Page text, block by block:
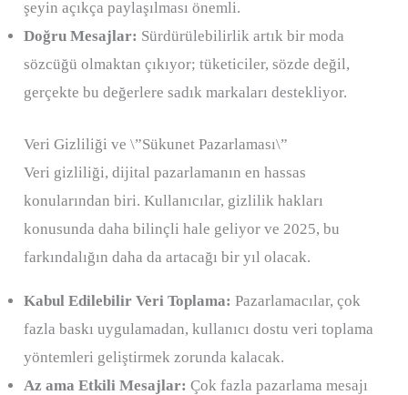
şeyin açıkça paylaşılması önemli.
Doğru Mesajlar: Sürdürülebilirlik artık bir moda
sözcüğü olmaktan çıkıyor; tüketiciler, sözde değil,
gerçekte bu değerlere sadık markaları destekliyor.
Veri Gizliliği ve \”Sükunet Pazarlaması\”
Veri gizliliği, dijital pazarlamanın en hassas
konularından biri. Kullanıcılar, gizlilik hakları
konusunda daha bilinçli hale geliyor ve 2025, bu
farkındalığın daha da artacağı bir yıl olacak.
Kabul Edilebilir Veri Toplama: Pazarlamacılar, çok
fazla baskı uygulamadan, kullanıcı dostu veri toplama
yöntemleri geliştirmek zorunda kalacak.
Az ama Etkili Mesajlar: Çok fazla pazarlama mesajı